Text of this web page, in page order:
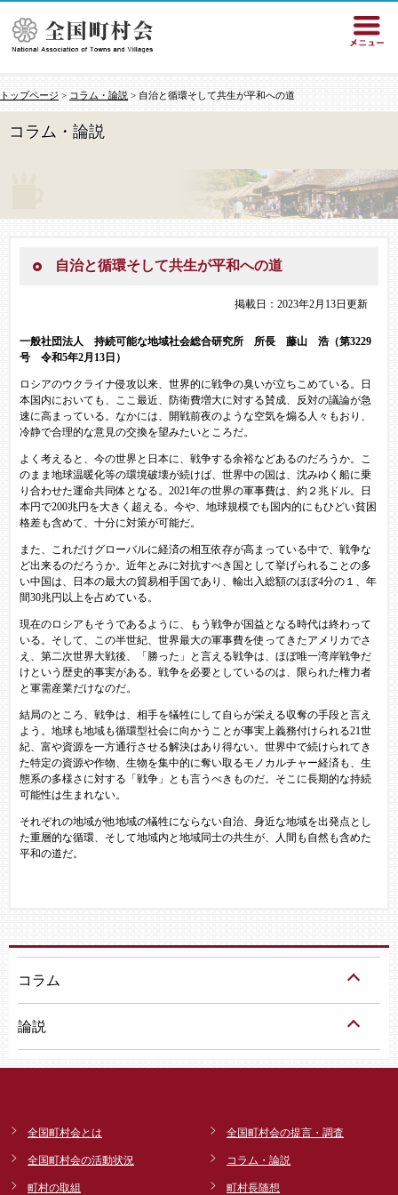
トップページ > コラム・論説 > 自治と循環そして共生が平和への道
コラム・論説
自治と循環そして共生が平和への道
掲載日：2023年2月13日更新
一般社団法人 持続可能な地域社会総合研究所 所長 藤山 浩（第3229
号 令和5年2月13日）
ロシアのウクライナ侵攻以来、世界的に戦争の臭いが立ちこめている。日
本国内においても、ここ最近、防衛費増大に対する賛成、反対の議論が急
速に高まっている。なかには、開戦前夜のような空気を煽る人々もおり、
冷静で合理的な意見の交換を望みたいところだ。
よく考えると、今の世界と日本に、戦争する余裕などあるのだろうか。こ
のまま地球温暖化等の環境破壊が続けば、世界中の国は、沈みゆく船に乗
り合わせた運命共同体となる。2021年の世界の軍事費は、約２兆ドル。日
本円で200兆円を大きく超える。今や、地球規模でも国内的にもひどい貧困
格差も含めて、十分に対策が可能だ。
また、これだけグローバルに経済の相互依存が高まっている中で、戦争な
ど出来るのだろうか。近年とみに対抗すべき国として挙げられることの多
い中国は、日本の最大の貿易相手国であり、輸出入総額のほぼ4分の１、年
間30兆円以上を占めている。
現在のロシアもそうであるように、もう戦争が国益となる時代は終わって
いる。そして、この半世紀、世界最大の軍事費を使ってきたアメリカでさ
え、第二次世界大戦後、「勝った」と言える戦争は、ほぼ唯一湾岸戦争だ
けという歴史的事実がある。戦争を必要としているのは、限られた権力者
と軍需産業だけなのだ。
結局のところ、戦争は、相手を犠牲にして自らが栄える収奪の手段と言え
よう。地球も地域も循環型社会に向かうことが事実上義務付けられる21世
紀、富や資源を一方通行させる解決はあり得ない。世界中で続けられてき
た特定の資源や作物、生物を集中的に奪い取るモノカルチャー経済も、生
態系の多様さに対する「戦争」とも言うべきものだ。そこに長期的な持続
可能性は生まれない。
それぞれの地域が他地域の犠牲にならない自治、身近な地域を出発点とし
た重層的な循環、そして地域内と地域同士の共生が、人間も自然も含めた
平和の道だ。
コラム
論説
全国町村会とは
全国町村会の活動状況
町村の取組
全国町村会の提言・調査
コラム・論説
町村長随想